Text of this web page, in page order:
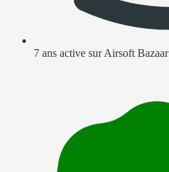
7 ans active sur Airsoft Bazaar